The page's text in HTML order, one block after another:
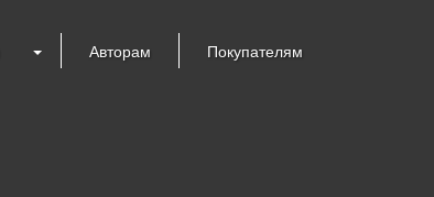
Авторам Покупателям